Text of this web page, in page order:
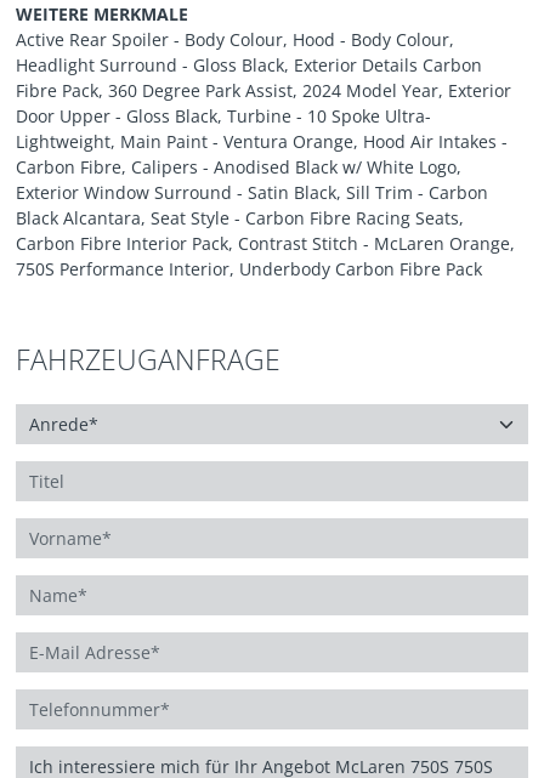
WEITERE MERKMALE
Active Rear Spoiler - Body Colour, Hood - Body Colour,
Headlight Surround - Gloss Black, Exterior Details Carbon
Fibre Pack, 360 Degree Park Assist, 2024 Model Year, Exterior
Door Upper - Gloss Black, Turbine - 10 Spoke Ultra-
Lightweight, Main Paint - Ventura Orange, Hood Air Intakes -
Carbon Fibre, Calipers - Anodised Black w/ White Logo,
Exterior Window Surround - Satin Black, Sill Trim - Carbon
Black Alcantara, Seat Style - Carbon Fibre Racing Seats,
Carbon Fibre Interior Pack, Contrast Stitch - McLaren Orange,
750S Performance Interior, Underbody Carbon Fibre Pack
FAHRZEUGANFRAGE